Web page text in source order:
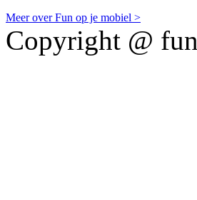
Meer over Fun op je mobiel >
Copyright @